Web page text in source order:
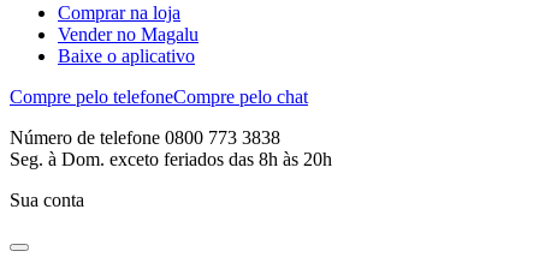
Comprar na loja
Vender no Magalu
Baixe o aplicativo
Compre pelo telefoneCompre pelo chat
Número de telefone 0800 773 3838
Seg. à Dom. exceto feriados das 8h às 20h
Sua conta